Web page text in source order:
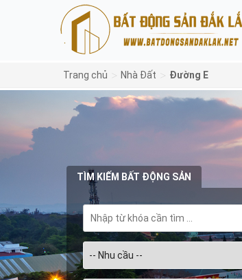
Trang chủ Nhà Đất Đường E
TÌM KIẾM BẤT ĐỘNG SẢN